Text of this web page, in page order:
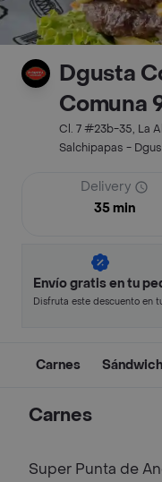
Dgusta
Comuna
Cl. 7 #23b-35, La
Salchipapas -
Delivery
35 min
Envío gratis en tu
Disfruta este descuento en
Carnes
Carnes
Super Punta de